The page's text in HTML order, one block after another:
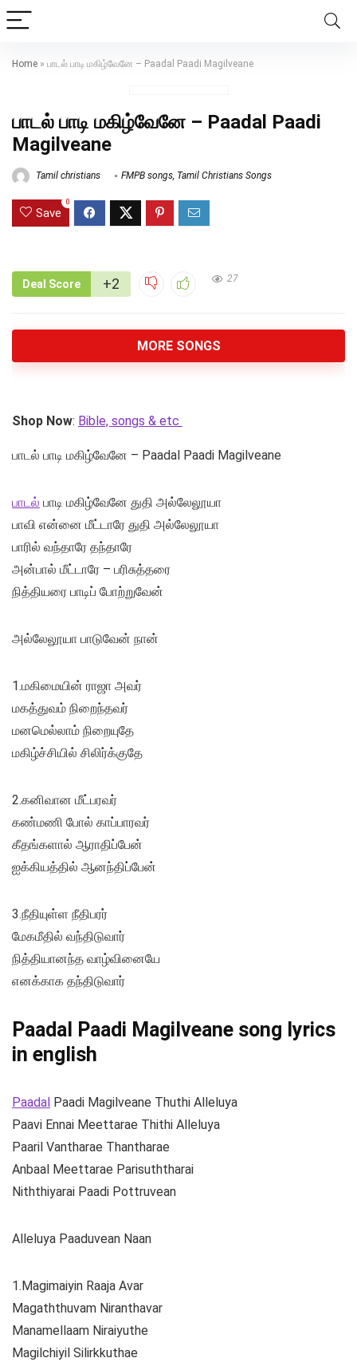
Home » பாடல் பாடி மகிழ்வேனே – Paadal Paadi Magilveane
பாடல் பாடி மகிழ்வேனே – Paadal Paadi
Magilveane
Tamil christians FMPB songs, Tamil Christians Songs
Save
0
Deal Score +2 27
MORE SONGS
Shop Now: Bible, songs & etc
பாடல் பாடி மகிழ்வேனே – Paadal Paadi Magilveane
பாடல் பாடி மகிழ்வேனே துதி அல்லேலூயா
பாவி என்னை மீட்டாரே துதி அல்லேலூயா
பாரில் வந்தாரே தந்தாரே
அன்பால் மீட்டாரே – பரிசுத்தரை
நித்தியரை பாடிப் போற்றுவேன்
அல்லேலூயா பாடுவேன் நான்
1.மகிமையின் ராஜா அவர்
மகத்துவம் நிறைந்தவர்
மனமெல்லாம் நிறையுதே
மகிழ்ச்சியில் சிலிர்க்குதே
2.கனிவான மீட்பரவர்
கண்மணி போல் காப்பாரவர்
கீதங்களால் ஆராதிப்பேன்
ஐக்கியத்தில் ஆனந்திப்பேன்
3.நீதியுள்ள நீதிபரர்
மேகமீதில் வந்திடுவார்
நித்தியானந்த வாழ்வினையே
எனக்காக தந்திடுவார்
Paadal Paadi Magilveane song lyrics
in english
Paadal Paadi Magilveane Thuthi Alleluya
Paavi Ennai Meettarae Thithi Alleluya
Paaril Vantharae Thantharae
Anbaal Meettarae Parisuththarai
Niththiyarai Paadi Pottruvean
Alleluya Paaduvean Naan
1.Magimaiyin Raaja Avar
Magaththuvam Niranthavar
Manamellaam Niraiyuthe
Magilchiyil Silirkkuthae